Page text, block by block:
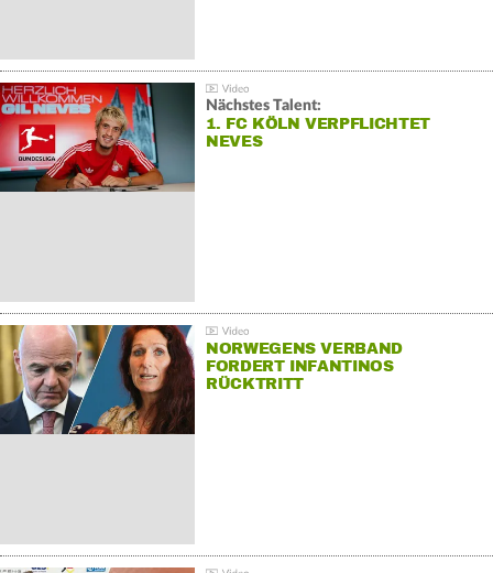
Nächstes Talent:
1. FC KÖLN VERPFLICHTET
NEVES
NORWEGENS VERBAND
FORDERT INFANTINOS
RÜCKTRITT